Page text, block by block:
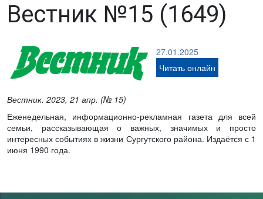
Вестник №15 (1649)
27.01.2025
Читать онлайн
Вестник. 2023, 21 апр. (№ 15)
Еженедельная, информационно-рекламная газета для всей
семьи, рассказывающая о важных, значимых и просто
интересных событиях в жизни Сургутского района. Издаётся с 1
июня 1990 года.